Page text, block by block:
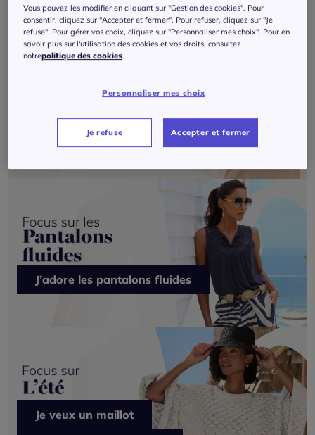
J’adore les pantalons fluides
Je veux un maillot
Vous pouvez les modifier en cliquant sur "Gestion des cookies". Pour
consentir, cliquez sur "Accepter et fermer". Pour refuser, cliquez sur "Je
refuse". Pour gérer vos choix, cliquez sur "Personnaliser mes choix". Pour en
savoir plus sur l'utilisation des cookies et vos droits, consultez
notrepolitique des cookies
Personnaliser mes choix
Je refuse Accepter et fermer